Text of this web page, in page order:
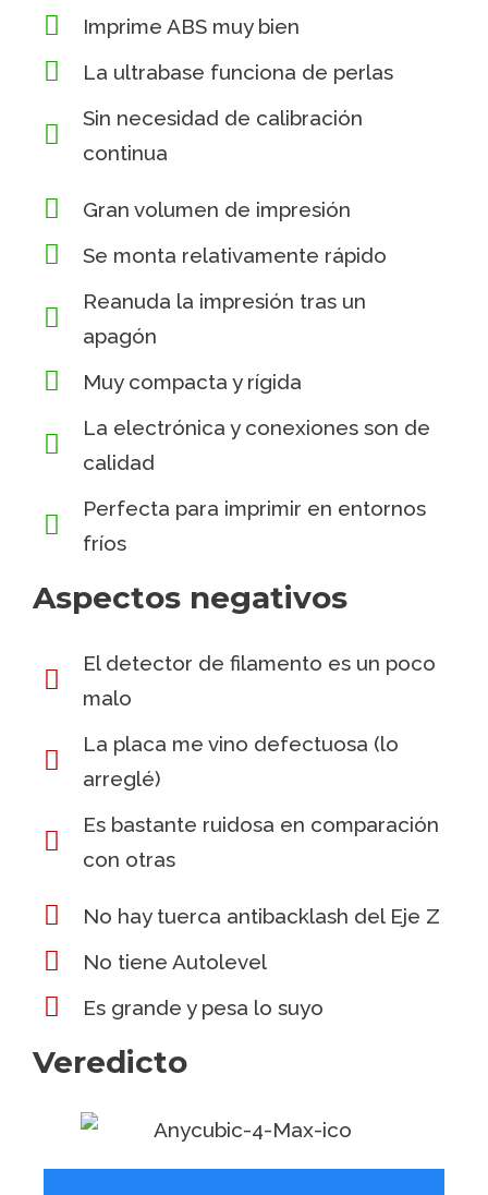
Imprime ABS muy bien
La ultrabase funciona de perlas
Sin necesidad de calibración
continua
Gran volumen de impresión
Se monta relativamente rápido
Reanuda la impresión tras un
apagón
Muy compacta y rígida
La electrónica y conexiones son de
calidad
Perfecta para imprimir en entornos
fríos
Aspectos negativos
El detector de filamento es un poco
malo
La placa me vino defectuosa (lo
arreglé)
Es bastante ruidosa en comparación
con otras
No hay tuerca antibacklash del Eje Z
No tiene Autolevel
Es grande y pesa lo suyo
Veredicto